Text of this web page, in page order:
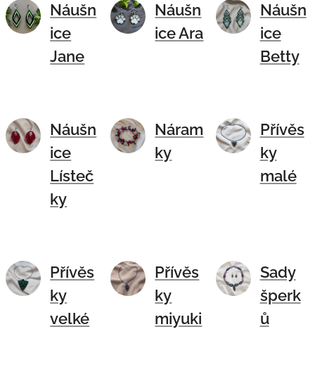
Náušn
ice
Jane
Náušn
ice Ara
Náušn
ice
Betty
Náušn
ice
Lísteč
ky
Náram
ky
Přívěs
ky
malé
Přívěs
ky
velké
Přívěs
ky
miyuki
Sady
šperk
ů